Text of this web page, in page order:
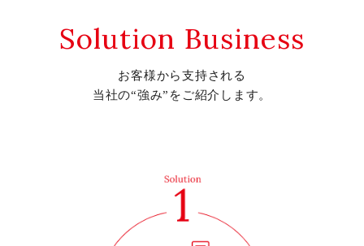
Solution Business
お客様から支持される
当社の“強み”をご紹介します。